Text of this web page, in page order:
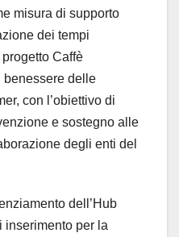
misura di supporto
dei tempi
Caffè
benessere delle
con l’obiettivo di
e sostegno alle
degli enti del
dell’Hub
inserimento per la